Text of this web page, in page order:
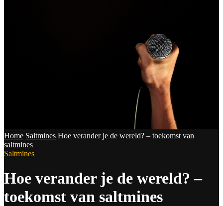
Home Saltmines Hoe verander je de wereld? – toekomst van
saltmines
Saltmines
Hoe verander je de wereld? –
toekomst van saltmines